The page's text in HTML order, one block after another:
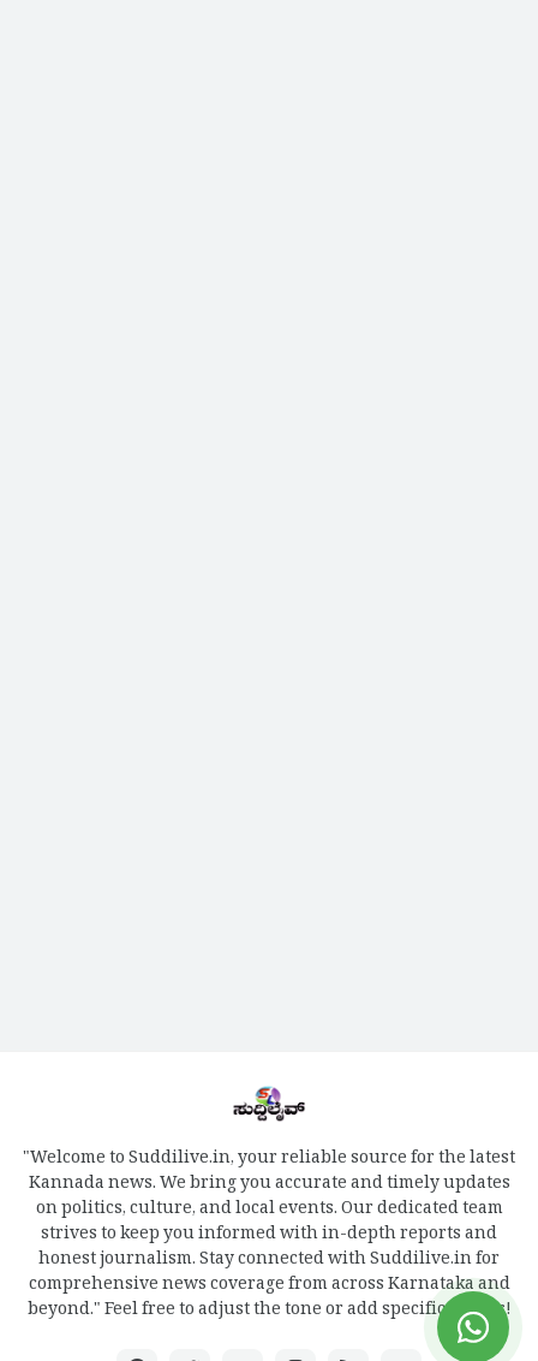
"Welcome to Suddilive.in, your reliable source for the latest
Kannada news. We bring you accurate and timely updates
on politics, culture, and local events. Our dedicated team
strives to keep you informed with in-depth reports and
honest journalism. Stay connected with Suddilive.in for
comprehensive news coverage from across Karnataka and
beyond." Feel free to adjust the tone or add specific details!